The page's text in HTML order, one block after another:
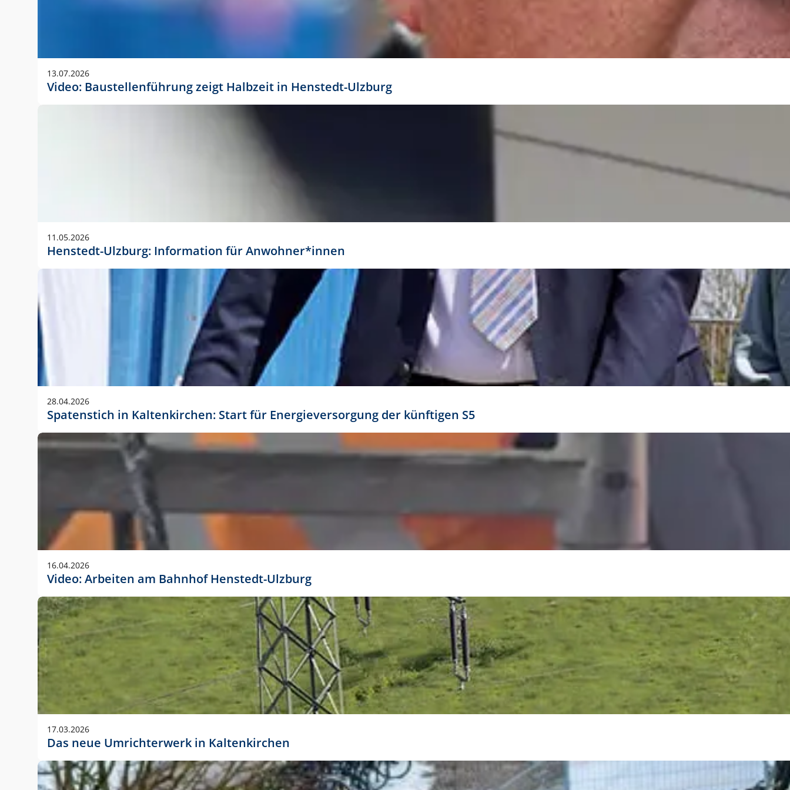
Anwendungsgröße im Layout:
Die Logohöhe beträgt 4 – 10 % der jeweiligen Formathöhe. Daraus ergeben sich für gängige Formate
folgende fest definierte Anwendungsgrößen im Layout:
DIN A3 – 15 mm hoch (5 %)
DIN A1 – 39 mm hoch (5 %)
DIN lang – 10 mm hoch (5 %)
1080 x 1080 px – 78 px hoch (7 %)
In Ausnahmefällen darf das Logo jedoch auch größer oder kleiner gesetzt werden. Dazu bedarf es jedoch
stets der vorherigen Absprache mit der Marketingabteilung.
13.07.2026
Video: Baustellenführung zeigt Halbzeit in Henstedt-Ulzburg
11.05.2026
Henstedt-Ulzburg: Information für Anwohner*innen
28.04.2026
Spatenstich in Kaltenkirchen: Start für Energieversorgung der künftigen S5
16.04.2026
Video: Arbeiten am Bahnhof Henstedt-Ulzburg
17.03.2026
Das neue Umrichterwerk in Kaltenkirchen